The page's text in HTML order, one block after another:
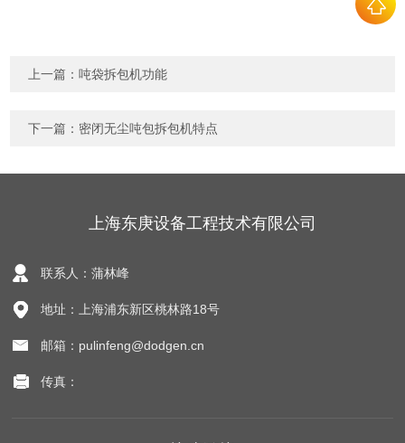
上一篇：吨袋拆包机功能
下一篇： 密闭无尘吨包拆包机特点
上海东庚设备工程技术有限公司
联系人：蒲林峰
地址：上海浦东新区桃林路18号
邮箱：pulinfeng@dodgen.cn
传真：